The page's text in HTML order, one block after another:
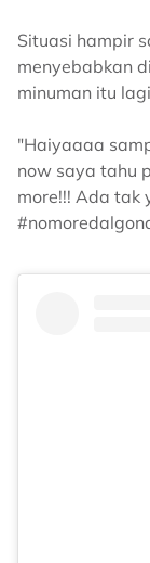
Situasi hampir
menyebabkan
minuman itu
"Haiyaaaa
now saya tahu
more!!! Ada tak